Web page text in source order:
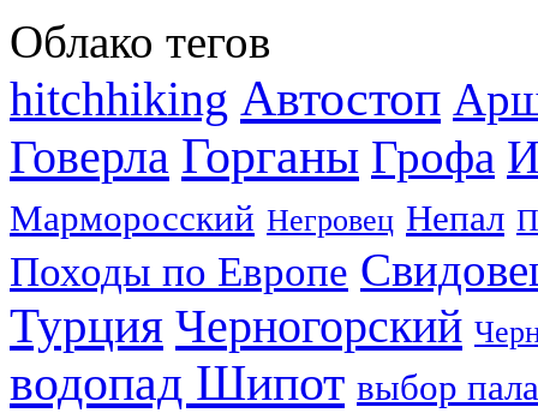
Облако тегов
hitchhiking Автостоп
Говерла Горганы Грофа
Марморосский Негровец Непал
Походы по Европе
Турция Черногорский
водопад Шипот выбор